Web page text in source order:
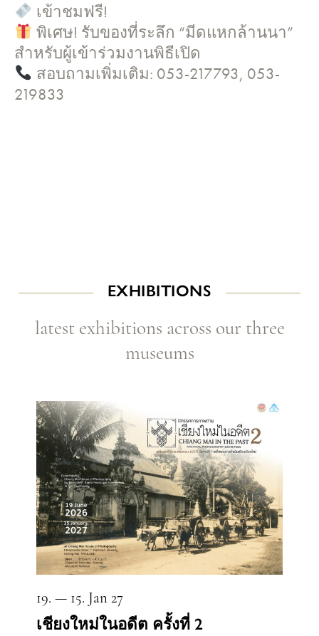
เข้าชมฟรี!
พิเศษ! รับของที่ระลึก “มีดแหกล้านนา”
สำหรับผู้เข้าร่วมงานพิธีเปิด
สอบถามเพิ่มเติม: 053-217793, 053-
219833
EXHIBITIONS
latest exhibitions across our three
museums
19. — 15. Jan 27
เชียงใหม่ในอดีต ครั้งที่ 2